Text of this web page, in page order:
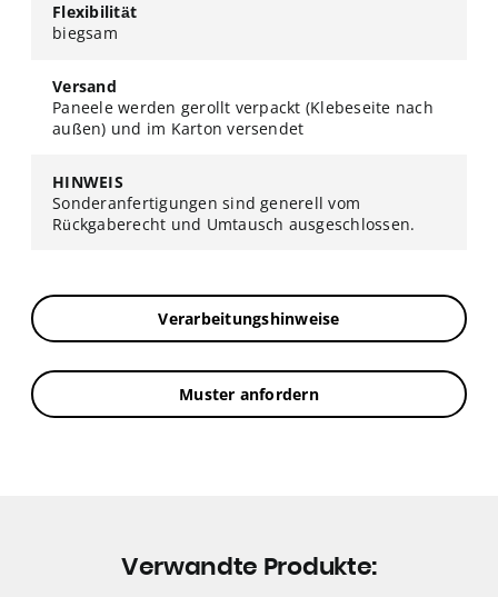
Flexibilität
biegsam
Versand
Paneele werden gerollt verpackt (Klebeseite nach
außen) und im Karton versendet
HINWEIS
Sonderanfertigungen sind generell vom
Rückgaberecht und Umtausch ausgeschlossen.
Verarbeitungshinweise
Muster anfordern
Verwandte Produkte: